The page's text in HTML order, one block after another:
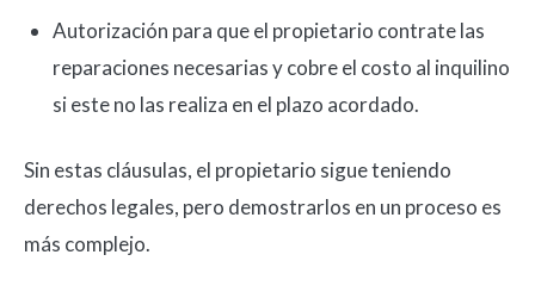
Autorización para que el propietario contrate las
reparaciones necesarias y cobre el costo al inquilino
si este no las realiza en el plazo acordado.
Sin estas cláusulas, el propietario sigue teniendo
derechos legales, pero demostrarlos en un proceso es
más complejo.